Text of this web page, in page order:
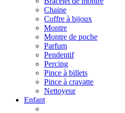
Chaine
Coffre à bijoux
Montre
Montre de poche
Parfum
Pendentif
Percing
Pince à billets
Pince à cravatte
Nettoyeur
Enfant